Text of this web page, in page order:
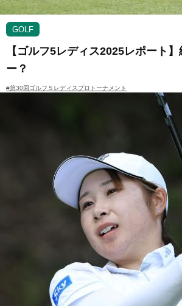
GOLF
【ゴルフ5レディス2025レポート
ー？
#第30回ゴルフ５レディスプロトーナメント